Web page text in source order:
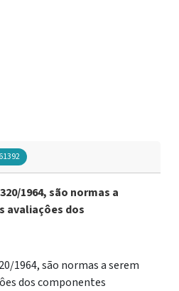
1964, são normas a
avaliaçôes dos
1964, são normas a serem
dos componentes